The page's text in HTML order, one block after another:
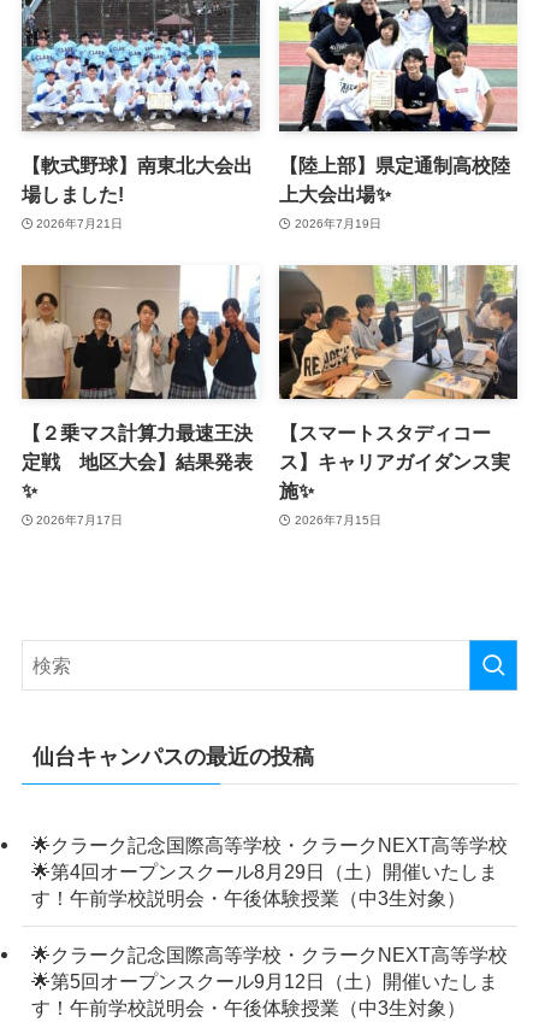
【軟式野球】南東北大会出
場しました!
2026年7月21日
【陸上部】県定通制高校陸
上大会出場✨
2026年7月19日
【２乗マス計算力最速王決
定戦 地区大会】結果発表
✨
2026年7月17日
【スマートスタディコー
ス】キャリアガイダンス実
施✨
2026年7月15日
仙台キャンパスの最近の投稿
🌟クラーク記念国際高等学校・クラークNEXT高等学校
🌟第4回オープンスクール8月29日（土）開催いたしま
す！午前学校説明会・午後体験授業（中3生対象）
🌟クラーク記念国際高等学校・クラークNEXT高等学校
🌟第5回オープンスクール9月12日（土）開催いたしま
す！午前学校説明会・午後体験授業（中3生対象）